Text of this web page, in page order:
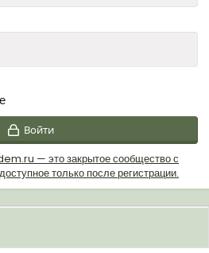
Войти
— это закрытое сообщество с
только после регистрации.